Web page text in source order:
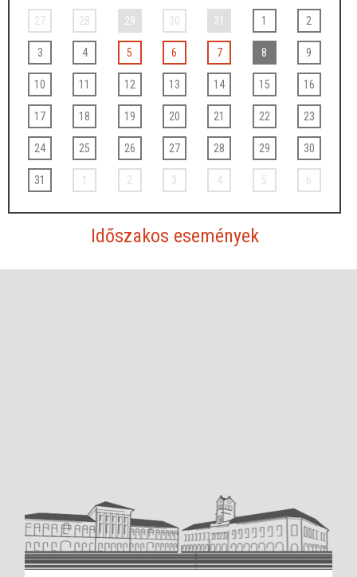
27 28 29 30 31 1 2
3 4 5 6 7 8 9
10 11 12 13 14 15 16
17 18 19 20 21 22 23
24 25 26 27 28 29 30
31 1 2 3 4 5 6
Időszakos események